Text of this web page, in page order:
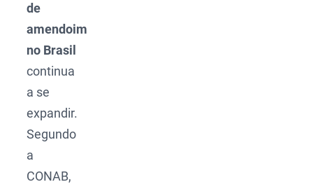
de
amendoim
no Brasil
continua
a se
expandir.
Segundo
a
CONAB,